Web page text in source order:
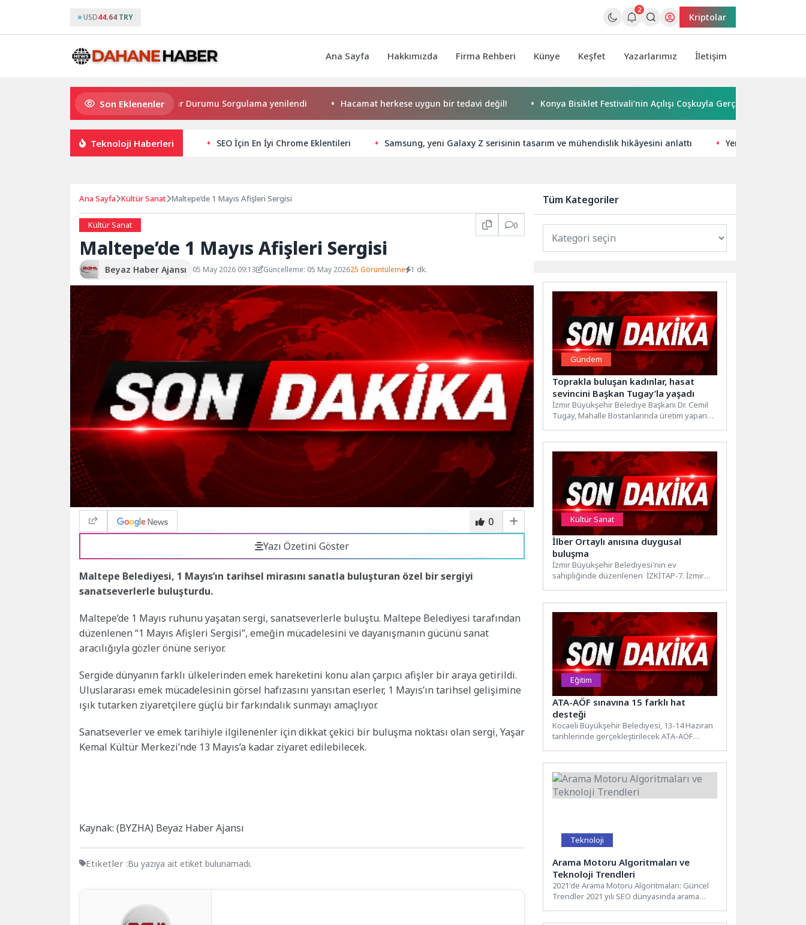
USD44.64 TRY
2
Kriptolar
Ana Sayfa Hakkımızda Firma Rehberi Künye Keşfet Yazarlarımız İletişim
Son Eklenenler
Nilüfer’de Kent Rehberi ve İmar Durumu Sorgulama yenilendi Hacamat herkese uygun bir tedavi değil! Konya Bisiklet Festivali’nin Açılışı Coşkuyla Gerçekleşti
Teknoloji Haberleri SEO İçin En İyi Chrome Eklentileri Samsung, yeni Galaxy Z serisinin tasarım ve mühendislik hikâyesini anlattı Yerel İşletmeler
Ana Sayfa Kültür Sanat Maltepe’de 1 Mayıs Afişleri Sergisi
Kültür Sanat 0
Maltepe’de 1 Mayıs Afişleri Sergisi
Beyaz Haber Ajansı 05 May 2026 09:13 Güncelleme: 05 May 202625 Görüntüleme 1 dk.
0
Yazı Özetini Göster
Maltepe Belediyesi, 1 Mayıs’ın tarihsel mirasını sanatla buluşturan özel bir sergiyi
sanatseverlerle buluşturdu.
Maltepe’de 1 Mayıs ruhunu yaşatan sergi, sanatseverlerle buluştu. Maltepe Belediyesi tarafından
düzenlenen “1 Mayıs Afişleri Sergisi”, emeğin mücadelesini ve dayanışmanın gücünü sanat
aracılığıyla gözler önüne seriyor.
Sergide dünyanın farklı ülkelerinden emek hareketini konu alan çarpıcı afişler bir araya getirildi.
Uluslararası emek mücadelesinin görsel hafızasını yansıtan eserler, 1 Mayıs’ın tarihsel gelişimine
ışık tutarken ziyaretçilere güçlü bir farkındalık sunmayı amaçlıyor.
Sanatseverler ve emek tarihiyle ilgilenenler için dikkat çekici bir buluşma noktası olan sergi, Yaşar
Kemal Kültür Merkezi’nde 13 Mayıs’a kadar ziyaret edilebilecek.
Kaynak: (BYZHA) Beyaz Haber Ajansı
Etiketler :Bu yazıya ait etiket bulunamadı.
Tüm Kategoriler
Gündem
Toprakla buluşan kadınlar, hasat
sevincini Başkan Tugay’la yaşadı
İzmir Büyükşehir Belediye Başkanı Dr. Cemil
Tugay, Mahalle Bostanlarında üretim yapan
Kültür Sanat
İlber Ortaylı anısına duygusal
buluşma
İzmir Büyükşehir Belediyesi'nin ev
sahipliğinde düzenlenen İZKİTAP-7. İzmir
Eğitim
ATA-AÖF sınavına 15 farklı hat
desteği
Kocaeli Büyükşehir Belediyesi, 13-14 Haziran
tarihlerinde gerçekleştirilecek ATA-AÖF
Teknoloji
Arama Motoru Algoritmaları ve
Teknoloji Trendleri
2021'de Arama Motoru Algoritmaları: Güncel
Trendler 2021 yılı SEO dünyasında arama